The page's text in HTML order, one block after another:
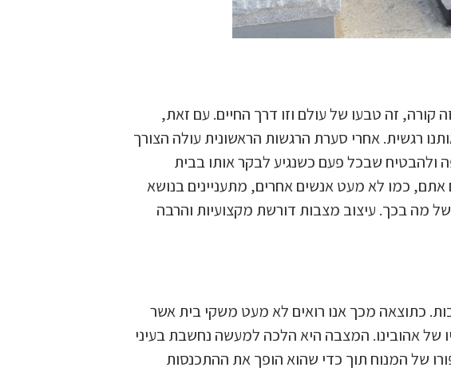
קורה, זה טבעו של עולם וזו דרך החיים. עם זאת,
רגשית. אחרי סערת הרגשות הראשונית עולה הצורך
ולהבטיח שבכל פעם כשנגיע לבקר אותו בבית
אתם, כמו לא מעט אנשים אחרים, מתעניינים בנושא
מה בכך. עיצוב מצבות דורשת מקצועיות והרבה
כתוצאה מכך אנו רואים לא מעט משקי בית אשר
של אהובינו. המצבה היא הלכה למעשה נחשבת בעיני
של המנוח תוך כדי שהוא הופך את ההתכנסות